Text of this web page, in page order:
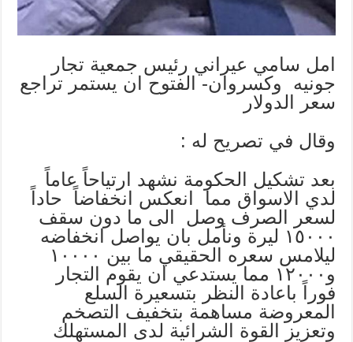
امل سامي عيراني رئيس جمعية تجار
جونيه وكسروان- الفتوح ان يستمر تراجع
سعر الدولار
وقال في تصريح له :
بعد تشكيل الحكومة نشهد ارتياحاً عاماً
لدي الاسواق مما انعكس انخفاضاً حاداً
لسعر الصرف وصل الى ما دون سقف
١٥٠٠٠ ليرة ونأمل بان يواصل انخفاضه
ليلامس سعره الحقيقي ما بين ١٠٠٠٠
و١٢٠٠٠ مما يستدعي ان يقوم التجار
فوراً باعادة النظر بتسعيرة السلع
المعروضة مساهمة بتخفيف التصخم
وتعزيز القوة الشرائية لدى المستهلك